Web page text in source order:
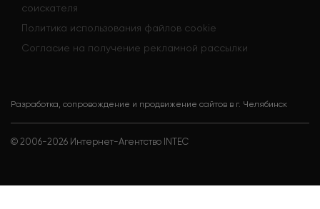
соискателя
Политика использования файлов cookie
Согласие на получение рекламной рассылки
Разработка, сопровождение и продвижение сайтов в г. Челябинск
© 2006-2026 Интернет-Агентство INTEC